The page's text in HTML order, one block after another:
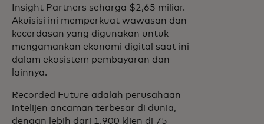
Insight Partners seharga $2,65 miliar.
Akuisisi ini memperkuat wawasan dan
kecerdasan yang digunakan untuk
mengamankan ekonomi digital saat ini -
dalam ekosistem pembayaran dan
lainnya.
Recorded Future adalah perusahaan
intelijen ancaman terbesar di dunia,
dengan lebih dari 1.900 klien di 75